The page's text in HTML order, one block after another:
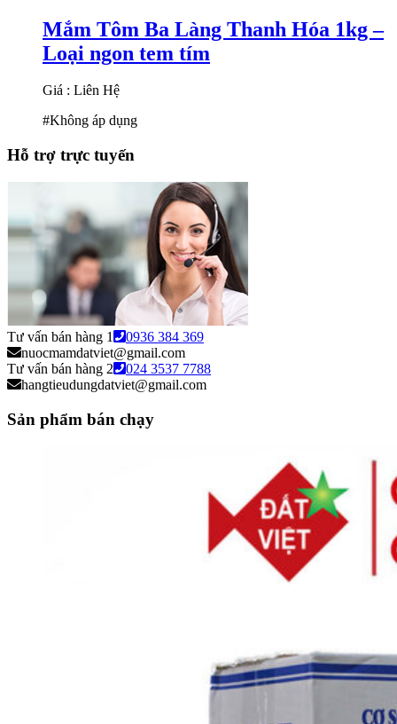
Mắm Tôm Ba Làng Thanh Hóa 1kg –
Loại ngon tem tím
Giá : Liên Hệ
#Không áp dụng
Hỗ trợ trực tuyến
Tư vấn bán hàng 1
0936 384 369
nuocmamdatviet@gmail.com
Tư vấn bán hàng 2
024 3537 7788
hangtieudungdatviet@gmail.com
Sản phẩm bán chạy